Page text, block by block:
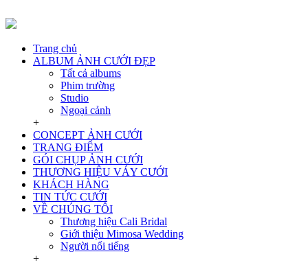
Trang chủ
ALBUM ẢNH CƯỚI ĐẸP
Tất cả albums
Phim trường
Studio
Ngoại cảnh
+
CONCEPT ẢNH CƯỚI
TRANG ĐIỂM
GÓI CHỤP ẢNH CƯỚI
THƯƠNG HIỆU VÁY CƯỚI
KHÁCH HÀNG
TIN TỨC CƯỚI
VỀ CHÚNG TÔI
Thương hiệu Cali Bridal
Giới thiệu Mimosa Wedding
Người nổi tiếng
+